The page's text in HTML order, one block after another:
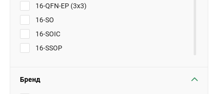
16-QFN-EP (3x3)
16-SO
16-SOIC
16-SSOP
Бренд